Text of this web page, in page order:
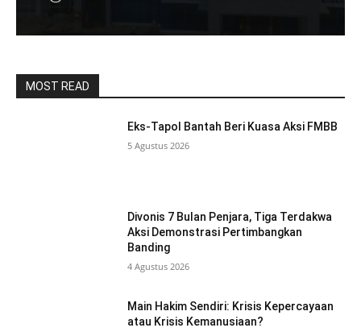
MOST READ
Eks-Tapol Bantah Beri Kuasa Aksi FMBB
5 Agustus 2026
Divonis 7 Bulan Penjara, Tiga Terdakwa
Aksi Demonstrasi Pertimbangkan
Banding
4 Agustus 2026
Main Hakim Sendiri: Krisis Kepercayaan
atau Krisis Kemanusiaan?